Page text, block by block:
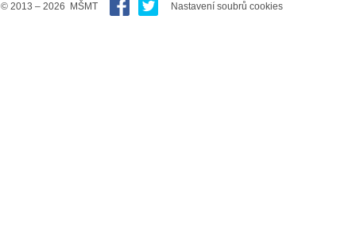
© 2013 – 2026 MŠMT Nastavení soubrů cookies